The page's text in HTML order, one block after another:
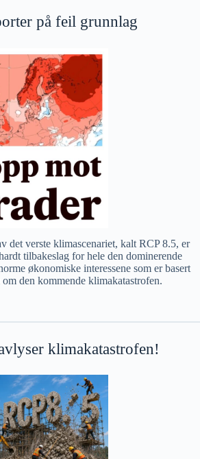
på feil grunnlag
det verste klimascenariet, kalt RCP 8.5, er
tilbakeslag for hele den dominerende
økonomiske interessene som er basert
om den kommende klimakatastrofen.
klimakatastrofen!